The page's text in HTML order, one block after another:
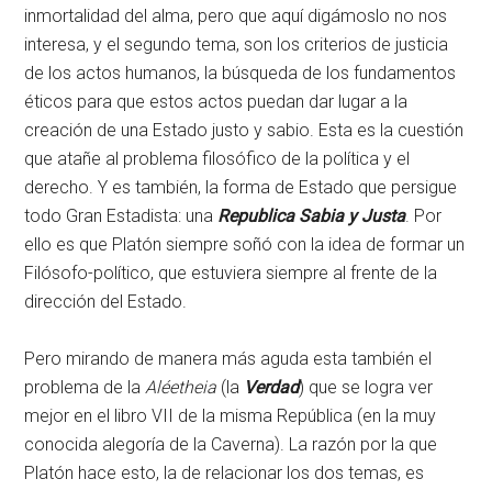
inmortalidad del alma, pero que aquí digámoslo no nos
interesa, y el segundo tema, son los criterios de justicia
de los actos humanos, la búsqueda de los fundamentos
éticos para que estos actos puedan dar lugar a la
creación de una Estado justo y sabio. Esta es la cuestión
que atañe al problema filosófico de la política y el
derecho. Y es también, la forma de Estado que persigue
todo Gran Estadista: una Republica Sabia y Justa. Por
ello es que Platón siempre soñó con la idea de formar un
Filósofo-político, que estuviera siempre al frente de la
dirección del Estado.
Pero mirando de manera más aguda esta también el
problema de laAléetheia (la Verdad) que se logra ver
mejor en el libro VII de la misma República (en la muy
conocida alegoría de la Caverna). La razón por la que
Platón hace esto, la de relacionar los dos temas, es